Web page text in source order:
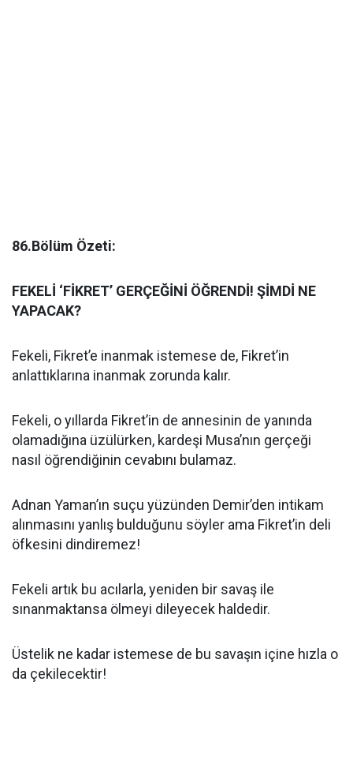
86.Bölüm Özeti:
FEKELİ ‘FİKRET’ GERÇEĞİNİ ÖĞRENDİ! ŞİMDİ NE
YAPACAK?
Fekeli, Fikret’e inanmak istemese de, Fikret’in
anlattıklarına inanmak zorunda kalır.
Fekeli, o yıllarda Fikret’in de annesinin de yanında
olamadığına üzülürken, kardeşi Musa’nın gerçeği
nasıl öğrendiğinin cevabını bulamaz.
Adnan Yaman’ın suçu yüzünden Demir’den intikam
alınmasını yanlış bulduğunu söyler ama Fikret’in deli
öfkesini dindiremez!
Fekeli artık bu acılarla, yeniden bir savaş ile
sınanmaktansa ölmeyi dileyecek haldedir.
Üstelik ne kadar istemese de bu savaşın içine hızla o
da çekilecektir!